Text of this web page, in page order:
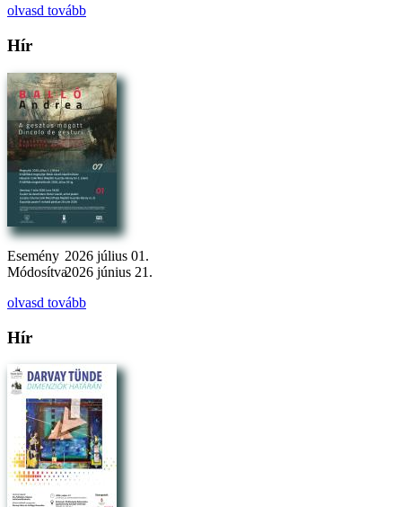
olvasd tovább
Hír
Esemény 2026 július 01.
Módosítva2026 június 21.
olvasd tovább
Hír